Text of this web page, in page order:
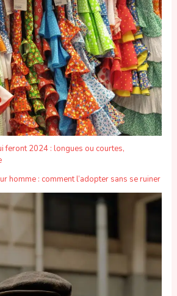
feront 2024 : longues ou courtes,
homme : comment l’adopter sans se ruiner